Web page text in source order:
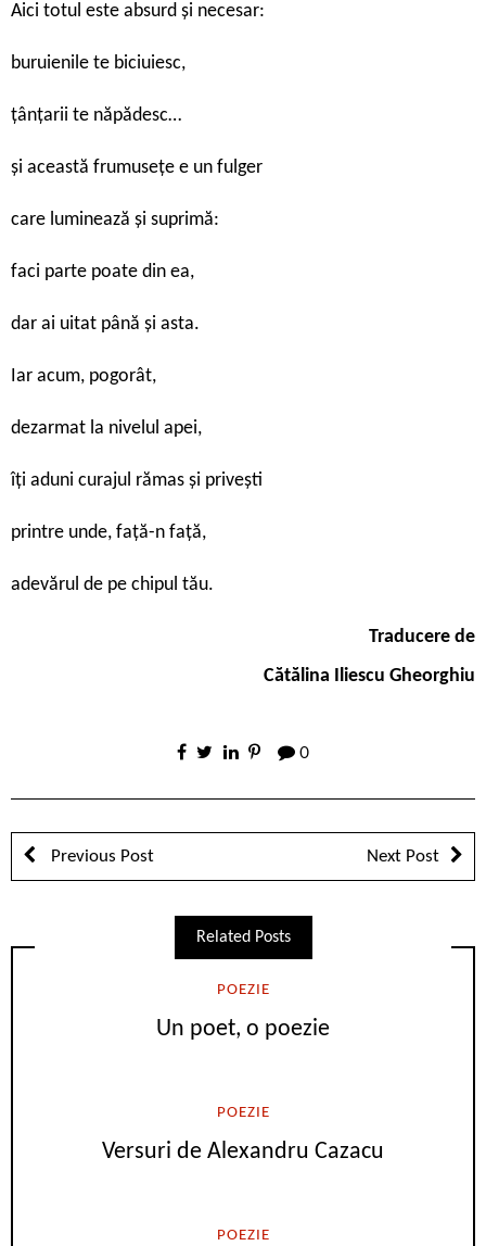
Aici totul este absurd şi necesar:
buruienile te biciuiesc,
ţânţarii te năpădesc…
şi această frumuseţe e un fulger
care luminează şi suprimă:
faci parte poate din ea,
dar ai uitat până şi asta.
Iar acum, pogorât,
dezarmat la nivelul apei,
îţi aduni curajul rămas şi priveşti
printre unde, faţă-n faţă,
adevărul de pe chipul tău.
Traducere de
Cătălina Iliescu Gheorghiu
0
Previous Post Next Post
Related Posts
POEZIE
Un poet, o poezie
POEZIE
Versuri de Alexandru Cazacu
POEZIE